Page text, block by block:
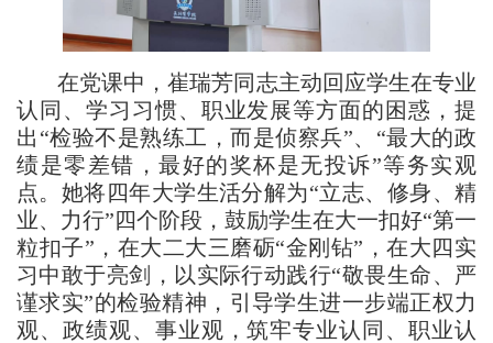
在党课中，崔瑞芳同志主动回应学生在专业
认同、学习习惯、职业发展等方面的困惑，提
出“检验不是熟练工，而是侦察兵”、“最大的政
绩是零差错，最好的奖杯是无投诉”等务实观
点。她将四年大学生活分解为“立志、修身、精
业、力行”四个阶段，鼓励学生在大一扣好“第一
粒扣子”，在大二大三磨砺“金刚钻”，在大四实
习中敢于亮剑，以实际行动践行“敬畏生命、严
谨求实”的检验精神，引导学生进一步端正权力
观、政绩观、事业观，筑牢专业认同、职业认